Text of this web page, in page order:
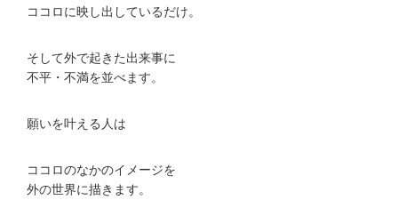
ココロに映し出しているだけ。
そして外で起きた出来事に
不平・不満を並べます。
願いを叶える人は
ココロのなかのイメージを
外の世界に描きます。